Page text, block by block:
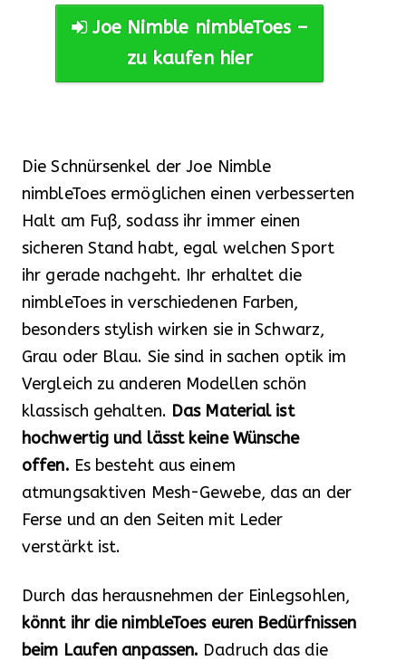
Joe Nimble nimbleToes –
zu kaufen hier
Die Schnürsenkel der Joe Nimble
nimbleToes ermöglichen einen verbesserten
Halt am Fuß, sodass ihr immer einen
sicheren Stand habt, egal welchen Sport
ihr gerade nachgeht. Ihr erhaltet die
nimbleToes in verschiedenen Farben,
besonders stylish wirken sie in Schwarz,
Grau oder Blau. Sie sind in sachen optik im
Vergleich zu anderen Modellen schön
klassisch gehalten. Das Material ist
hochwertig und lässt keine Wünsche
offen. Es besteht aus einem
atmungsaktiven Mesh-Gewebe, das an der
Ferse und an den Seiten mit Leder
verstärkt ist.
Durch das herausnehmen der Einlegsohlen,
könnt ihr die nimbleToes euren Bedürfnissen
beim Laufen anpassen. Dadruch das die